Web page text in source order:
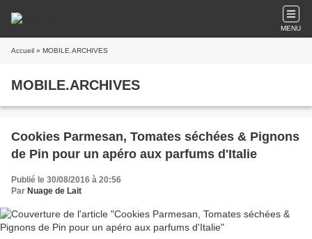
MENU
Accueil » MOBILE.ARCHIVES
MOBILE.ARCHIVES
Cookies Parmesan, Tomates séchées & Pignons
de Pin pour un apéro aux parfums d'Italie
Publié le 30/08/2016 à 20:56
Par Nuage de Lait